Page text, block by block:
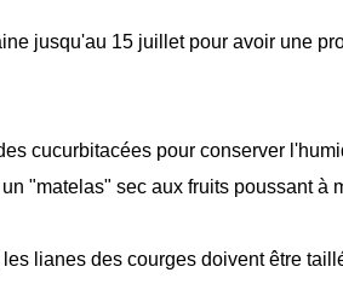
jusqu'au 15 juillet pour avoir une
cucurbitacées pour conserver
"matelas" sec aux fruits poussant à
les lianes des courges doivent être